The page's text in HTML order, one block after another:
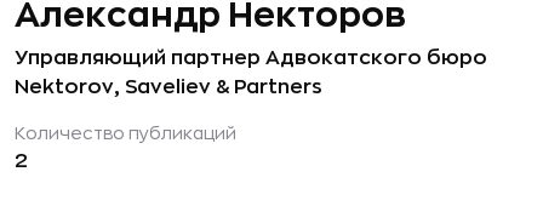
Александр Некторов
Управляющий партнер Адвокатского бюро
Nektorov, Saveliev & Partners
Количество публикаций
2